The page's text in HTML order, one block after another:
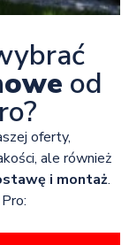
od
oferty,
ale również
i montaż.